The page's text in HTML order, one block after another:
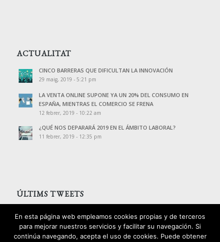
ACTUALITAT
CINCO BARRERAS QUE DIFICULTAN LA INNOVACIÓN
29 maig, 2019 - 5:21 pm
LA VENTA ONLINE SUPONE YA UN 20% DEL CONSUMO EN
ESPAÑA, MIENTRAS EL COMERCIO SE FRENA
12 febrer, 2019 - 10:22 am
¿QUÉ NOS DEPARARÁ 2019 EN EL ÁMBITO LABORAL?
11 febrer, 2019 - 12:35 pm
ÚLTIMS TWEETS
Tweets de @PalomoAssessors
En esta página web empleamos cookies propias y de terceros
para mejorar nuestros servicios y facilitar su navegación. Si
continúa navegando, acepta el uso de cookies. Puede obtener